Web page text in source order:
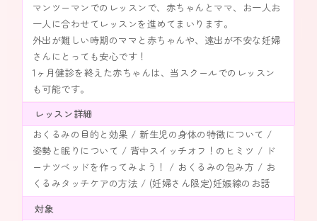
マンツーマンでのレッスンで、赤ちゃんとママ、お一人お
一人に合わせてレッスンを進めてまいります。
外出が難しい時期のママと赤ちゃんや、遠出が不安な妊婦
さんにとっても安心です！
1ヶ月健診を終えた赤ちゃんは、当スクールでのレッスン
も可能です。
レッスン詳細
おくるみの目的と効果 / 新生児の身体の特徴について /
姿勢と眠りについて / 背中スイッチオフ！のヒミツ / ド
ーナツベッドを作ってみよう！ / おくるみの包み方 / お
くるみタッチケアの方法 / (妊婦さん限定)妊娠線のお話
対象